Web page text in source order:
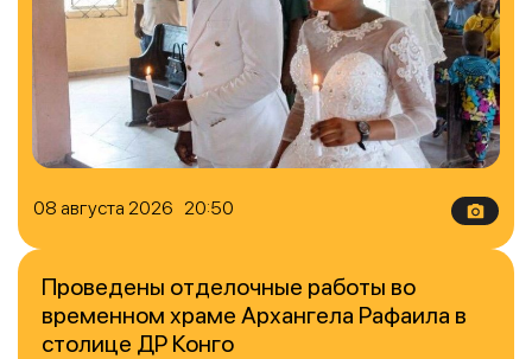
08 августа 2026 20:50
Проведены отделочные работы во
временном храме Архангела Рафаила в
столице ДР Конго